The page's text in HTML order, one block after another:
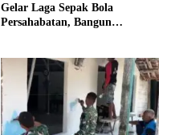
Gelar Laga Sepak Bola
Persahabatan, Bangun